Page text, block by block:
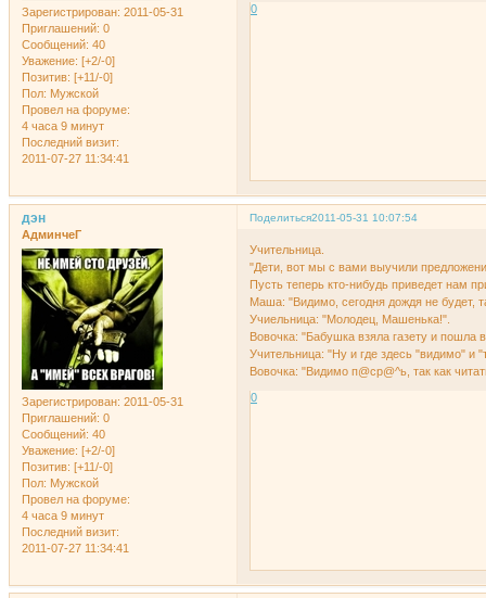
Зарегистрирован: 2011-05-31
Приглашений: 0
Сообщений: 40
Уважение: [+2/-0]
Позитив: [+11/-0]
Пол: Мужской
Провел на форуме:
4 часа 9 минут
Последний визит:
2011-07-27 11:34:41
0
Поделиться2011-05-31 10:07:54
дэн
АдминчеГ
Зарегистрирован: 2011-05-31
Приглашений: 0
Сообщений: 40
Уважение: [+2/-0]
Позитив: [+11/-0]
Пол: Мужской
Провел на форуме:
4 часа 9 минут
Последний визит:
2011-07-27 11:34:41
Учительница.
"Дети, вот мы с вами выучили
Пусть тепеpь кто-нибудь пpиведет нам
Маша: "Видимо, сегодня дождя не будет,
Учиельница: "Молодец, Машенька!".
Вовочка: "Бабушка взяла газету и пошла
Учительница: "Hу и где здесь "видимо" и
Вовочка: "Видимо п@cр@^ь, так как
0